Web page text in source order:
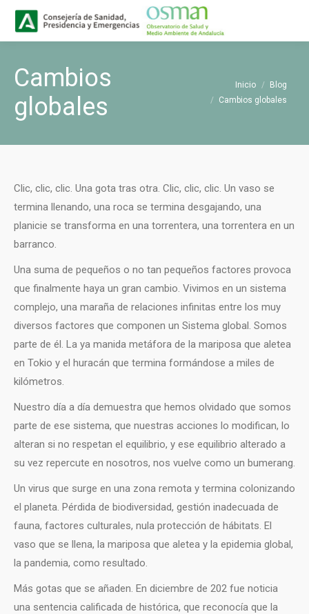
Cambios
globales
Inicio
Blog
Cambios globales
Clic, clic, clic. Una gota tras otra. Clic, clic, clic. Un vaso se
termina llenando, una roca se termina desgajando, una
planicie se transforma en una torrentera, una torrentera en un
barranco.
Una suma de pequeños o no tan pequeños factores provoca
que finalmente haya un gran cambio. Vivimos en un sistema
complejo, una maraña de relaciones infinitas entre los muy
diversos factores que componen un Sistema global. Somos
parte de él. La ya manida metáfora de la mariposa que aletea
en Tokio y el huracán que termina formándose a miles de
kilómetros.
Nuestro día a día demuestra que hemos olvidado que somos
parte de ese sistema, que nuestras acciones lo modifican, lo
alteran si no respetan el equilibrio, y ese equilibrio alterado a
su vez repercute en nosotros, nos vuelve como un bumerang.
Un virus que surge en una zona remota y termina colonizando
el planeta. Pérdida de biodiversidad, gestión inadecuada de
fauna, factores culturales, nula protección de hábitats. El
vaso que se llena, la mariposa que aletea y la epidemia global,
la pandemia, como resultado.
Más gotas que se añaden. En diciembre de 202 fue noticia
una sentencia calificada de histórica, que reconocía que la